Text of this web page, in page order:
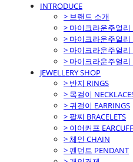
INTRODUCE
> 브랜드 소개
> 마이크라운주얼리
> 마이크라운주얼리
> 마이크라운주얼
> 마이크라운주얼리
JEWELLERY SHOP
> 반지 RINGS
> 목걸이
> 귀걸이 EARRINGS
> 팔찌 BRACELETS
> 이어커프
> 체인 CHAIN
> 펜던트 PENDANT